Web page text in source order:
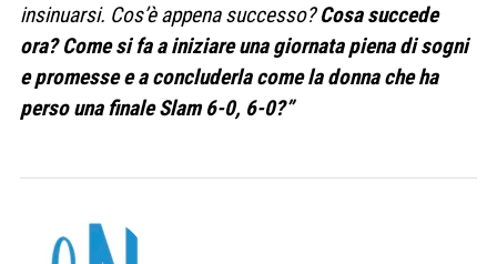
insinuarsi. Cos’è appena successo?Cosa succede
ora? Come si fa a iniziare una giornata piena di sogni
e promesse e a concluderla come la donna che ha
perso una finale Slam 6-0, 6-0?”